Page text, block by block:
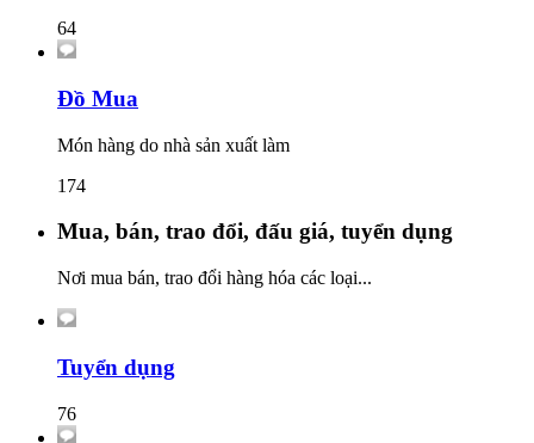
64
Đồ Mua
Món hàng do nhà sản xuất làm
174
Mua, bán, trao đổi, đấu giá, tuyển dụng
Nơi mua bán, trao đổi hàng hóa các loại...
Tuyển dụng
76